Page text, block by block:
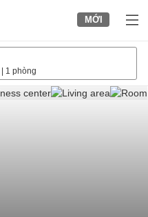
MỚI
1 phòng